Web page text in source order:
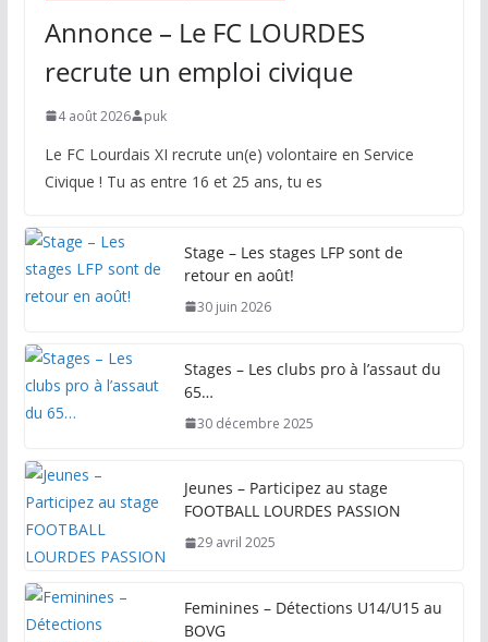
Annonce – Le FC LOURDES
recrute un emploi civique
4 août 2026 puk
Le FC Lourdais XI recrute un(e) volontaire en Service
Civique ! Tu as entre 16 et 25 ans, tu es
Stage – Les stages LFP sont de
retour en août!
30 juin 2026
Stages – Les clubs pro à l’assaut du
65…
30 décembre 2025
Jeunes – Participez au stage
FOOTBALL LOURDES PASSION
29 avril 2025
Feminines – Détections U14/U15 au
BOVG